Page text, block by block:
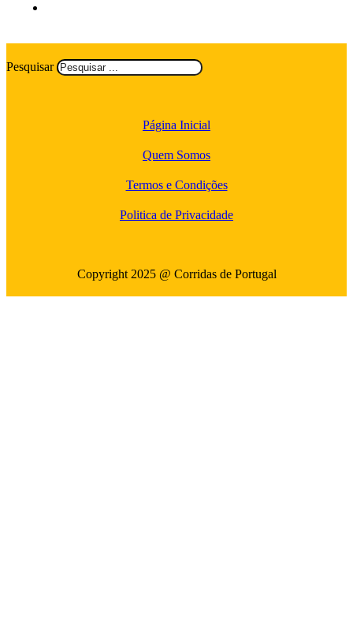
Pesquisar
Página Inicial
Quem Somos
Termos e Condições
Politica de Privacidade
Copyright 2025 @ Corridas de Portugal